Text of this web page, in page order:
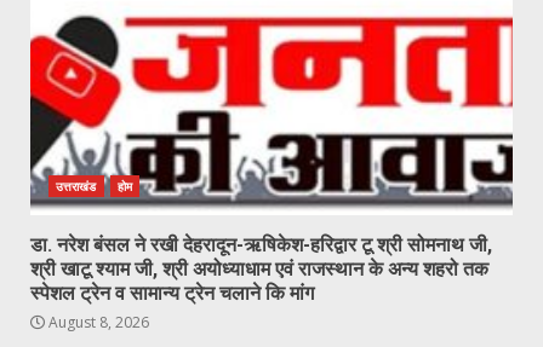
उत्तराखंड होम
डा. नरेश बंसल ने रखी देहरादून-ऋषिकेश-हरिद्वार टू श्री सोमनाथ जी,
श्री खाटू श्याम जी, श्री अयोध्याधाम एवं राजस्थान के अन्य शहरो तक
स्पेशल ट्रेन व सामान्य ट्रेन चलाने कि मांग
August 8, 2026